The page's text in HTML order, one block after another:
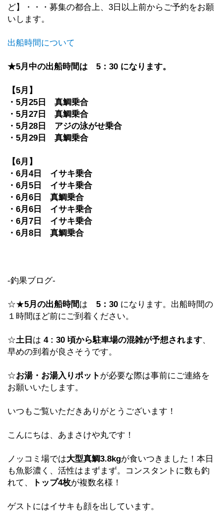
ど】・・・募集の都合上、3日以上前からご予約をお願
いします。
出船時間について
★5月中の出船時間は 5：30 になります。
【5月】
・5月25日 真鯛乗合
・5月27日 真鯛乗合
・5月28日 アジの泳がせ乗合
・5月29日 真鯛乗合
【6月】
・6月4日 イサキ乗合
・6月5日 イサキ乗合
・6月6日 真鯛乗合
・6月6日 イサキ乗合
・6月7日 イサキ乗合
・6月8日 真鯛乗合
-釣果ブログ-
☆★5月の出船時間は 5：30 になります。出船時間の
１時間ほど前にご到着ください。
☆土日 は 4 : 30 頃から駐車場の混雑が予想されます、
早めの到着が良さそうです。
☆お湯・お湯入りポット が必要な際は事前にご連絡を
お願いいたします。
いつもご覧いただきありがとうございます！
こんにちは、あまさけや丸です！
ノッコミ場では大型真鯛3.8kgが食いつきました！本日
も魚影濃く、活性はまずまず。コンスタントに数も釣
れて、
トップ4枚が複数名様！
ゲストにはイサキも顔を出しています。